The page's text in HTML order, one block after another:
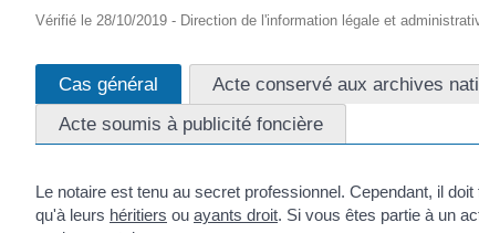
Vérifié le 28/10/2019 - Direction de l'information légale et
Cas général
Acte conservé aux archives
Acte soumis à publicité foncière
Le notaire est tenu au secret professionnel. Cependant, il
qu'à leurs héritiers ou ayants droit. Si vous êtes partie à un